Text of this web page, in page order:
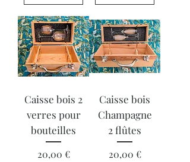
Caisse bois 2
verres pour
bouteilles
Precio
20,00 €
Caisse bois
Champagne
2 flûtes
Precio
20,00 €